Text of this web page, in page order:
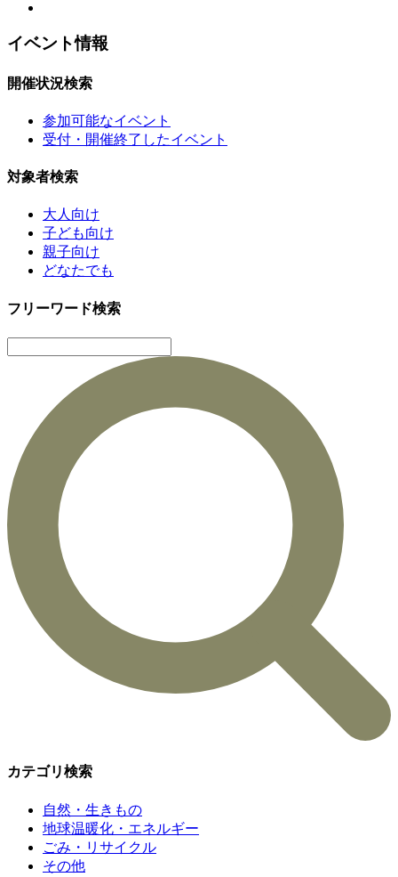
イベント情報
開催状況検索
参加可能なイベント
受付・開催終了したイベント
対象者検索
大人向け
子ども向け
親子向け
どなたでも
フリーワード検索
カテゴリ検索
自然・生きもの
地球温暖化・エネルギー
ごみ・リサイクル
その他